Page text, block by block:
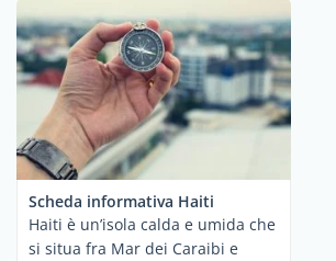
Scheda informativa Haiti
Haiti è un’isola calda e umida che
si situa fra Mar dei Caraibi e